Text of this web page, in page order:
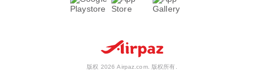
版权 2026 Airpaz.com. 版权所有.